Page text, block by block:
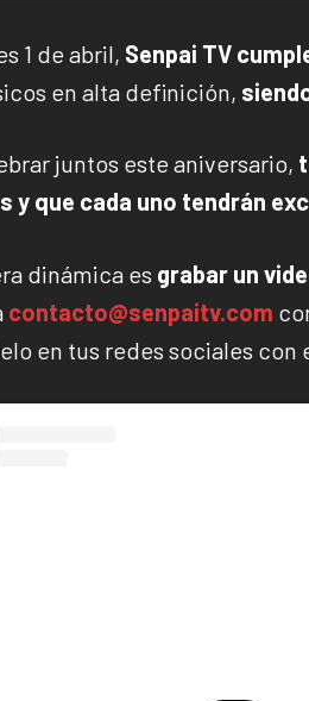
1 de abril, Senpai TV
en alta definición,
juntos este aniversario,
y que cada uno tendrán
dinámica es grabar un
contacto@senpaitv.com
en tus redes sociales con